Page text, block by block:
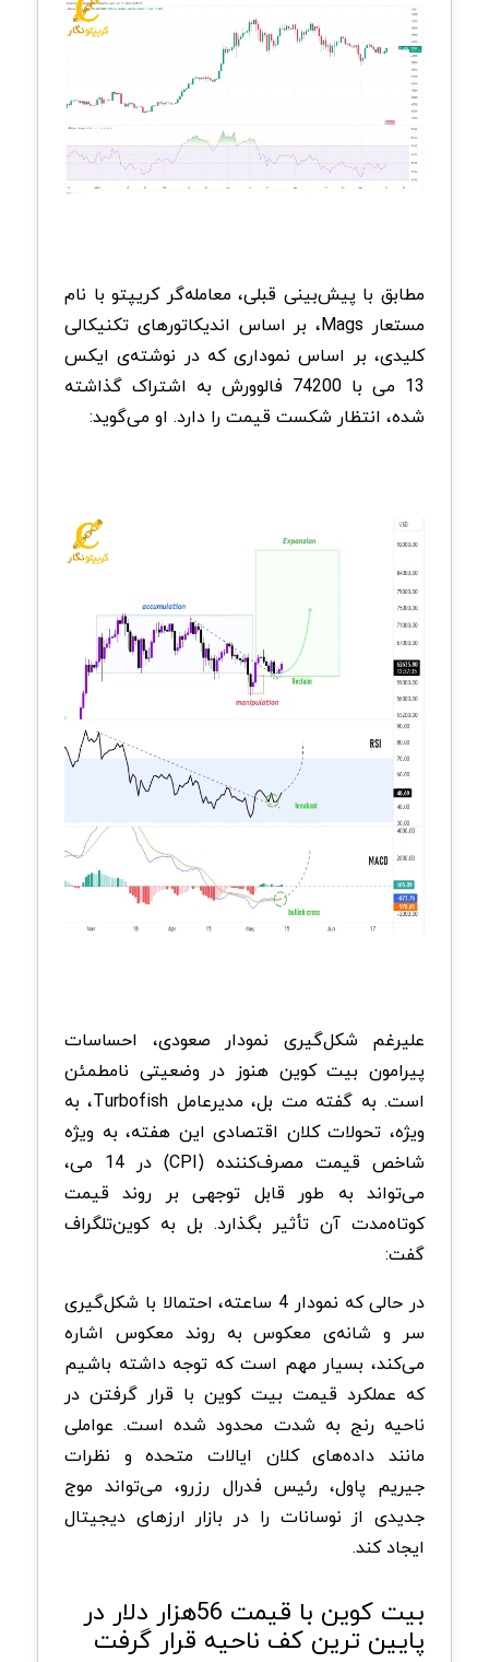
مطابق با پیش‌بینی قبلی، معامله‌گر کریپتو با نام
مستعار Mags، بر اساس اندیکاتورهای تکنیکالی
کلیدی، بر اساس نموداری که در نوشته‌ی ایکس
13 می با 74200 فالوورش به اشتراک گذاشته
شده، انتظار شکست قیمت را دارد. او می‌گوید:
علیرغم شکل‌گیری نمودار صعودی، احساسات
پیرامون بیت کوین هنوز در وضعیتی نامطمئن
است. به گفته مت بل، مدیرعامل Turbofish، به
ویژه، تحولات کلان اقتصادی این هفته، به ویژه
شاخص قیمت مصرف‌کننده (CPI) در 14 می،
می‌تواند به طور قابل توجهی بر روند قیمت
کوتاه‌مدت آن تأثیر بگذارد. بل به کوین‌تلگراف
گفت:
در حالی که نمودار 4 ساعته، احتمالا با شکل‌گیری
سر و شانه‌ی معکوس به روند معکوس اشاره
می‌کند، بسیار مهم است که توجه داشته باشیم
که عملکرد قیمت بیت کوین با قرار گرفتن در
ناحیه رنج به شدت محدود شده است. عواملی
مانند داده‌های کلان ایالات متحده و نظرات
جیریم پاول، رئیس فدرال رزرو، می‌تواند موج
جدیدی از نوسانات را در بازار ارزهای دیجیتال
ایجاد کند.
بیت کوین با قیمت 56‌هزار دلار در
پایین ترین کف ناحیه قرار گرفت